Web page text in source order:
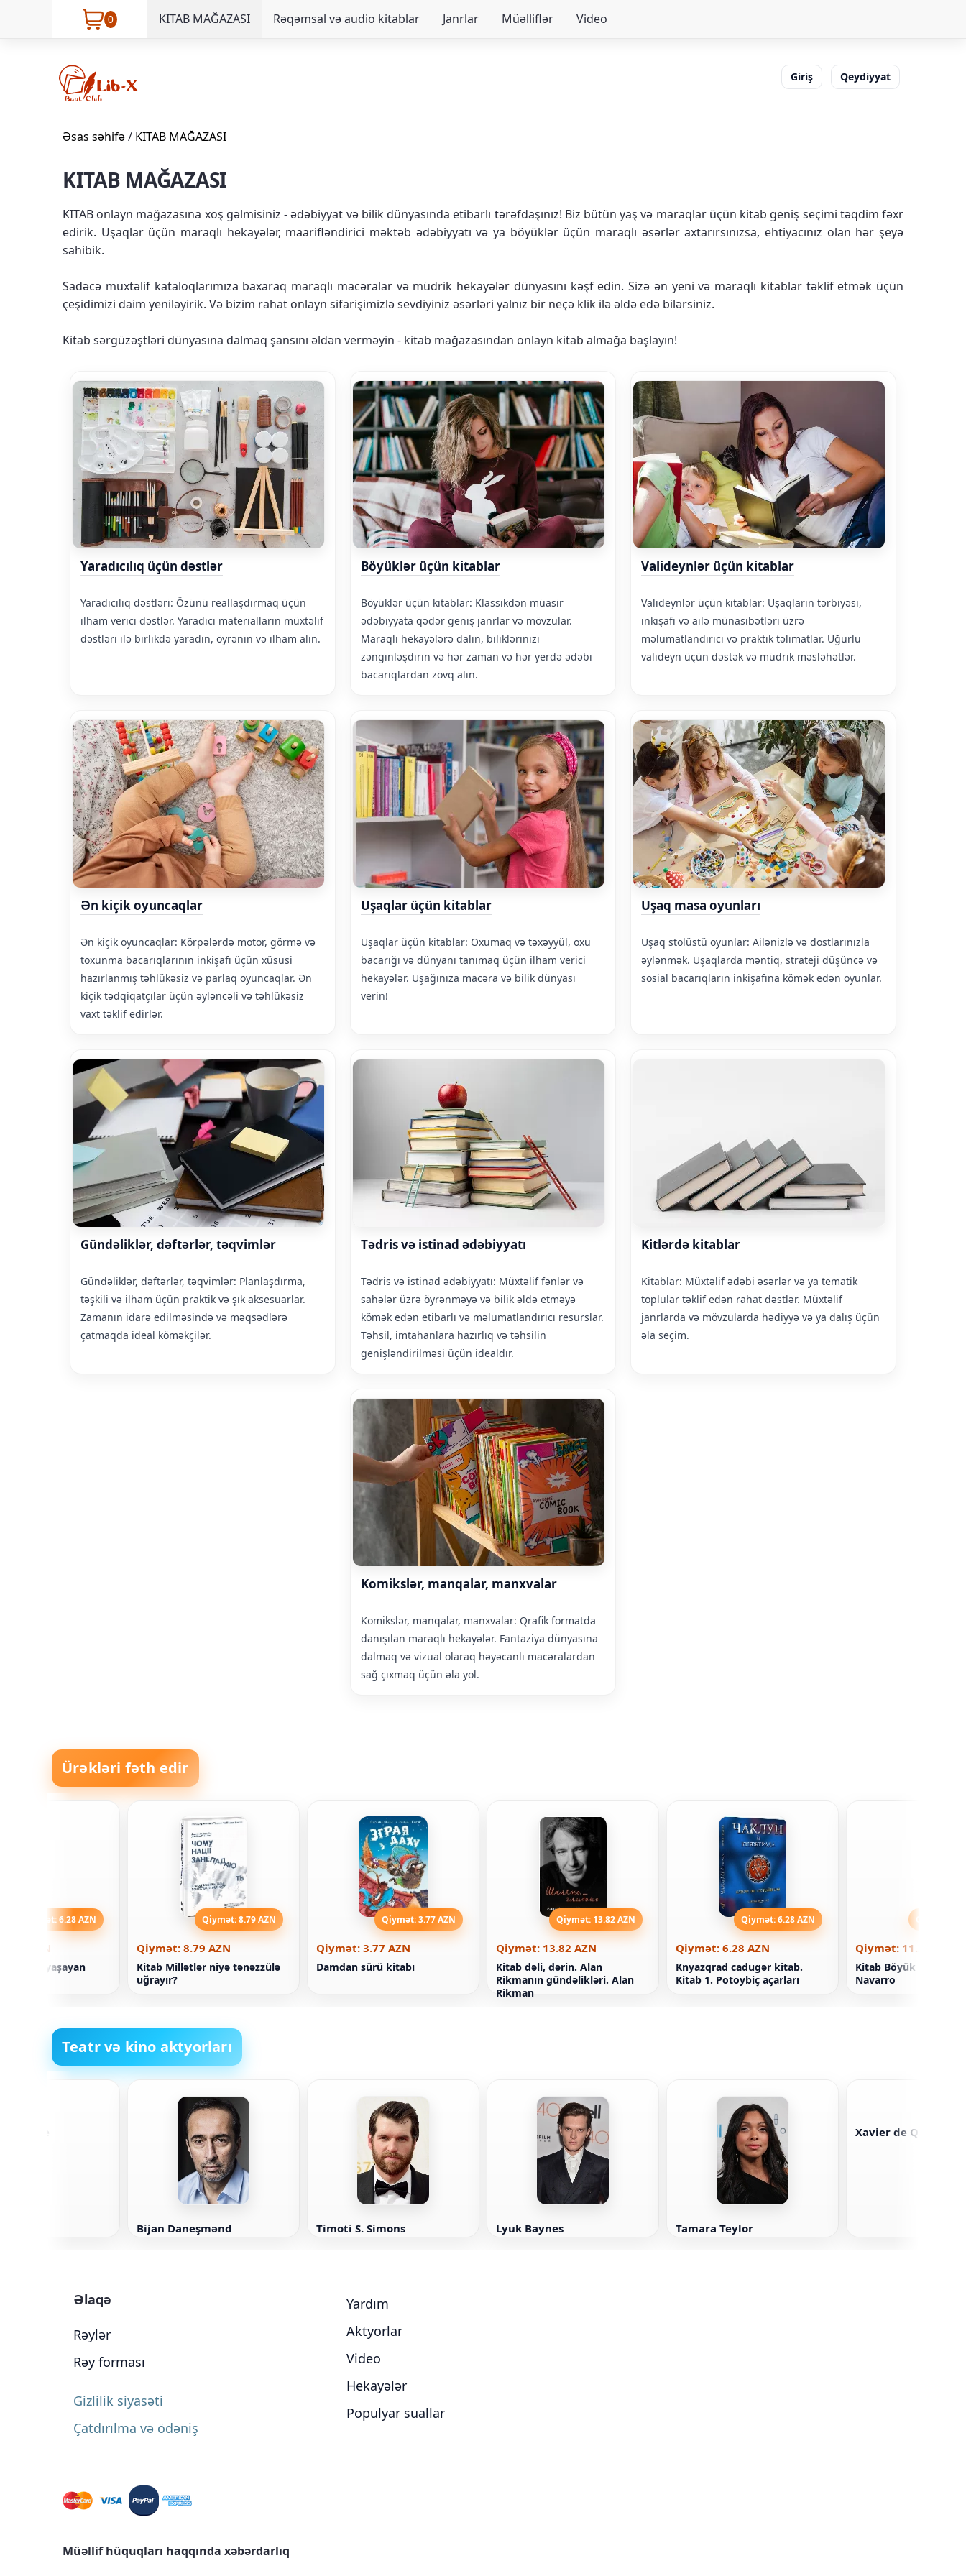
0 KITAB MAĞAZASI Rəqəmsal və audio kitablar Janrlar Müəlliflər Video
Giriş Qeydiyyat
Əsas səhifə/ KITAB MAĞAZASI
KITAB MAĞAZASI
KITAB onlayn mağazasına xoş gəlmisiniz - ədəbiyyat və bilik dünyasında etibarlı tərəfdaşınız! Biz bütün yaş və maraqlar üçün kitab geniş seçimi təqdim fəxr
edirik. Uşaqlar üçün maraqlı hekayələr, maarifləndirici məktəb ədəbiyyatı və ya böyüklər üçün maraqlı əsərlər axtarırsınızsa, ehtiyacınız olan hər şeyə
sahibik.
Sadəcə müxtəlif kataloqlarımıza baxaraq maraqlı macəralar və müdrik hekayələr dünyasını kəşf edin. Sizə ən yeni və maraqlı kitablar təklif etmək üçün
çeşidimizi daim yeniləyirik. Və bizim rahat onlayn sifarişimizlə sevdiyiniz əsərləri yalnız bir neçə klik ilə əldə edə bilərsiniz.
Kitab sərgüzəştləri dünyasına dalmaq şansını əldən verməyin - kitab mağazasından onlayn kitab almağa başlayın!
Yaradıcılıq üçün dəstlər
Yaradıcılıq dəstləri: Özünü reallaşdırmaq üçün
ilham verici dəstlər. Yaradıcı materialların müxtəlif
dəstləri ilə birlikdə yaradın, öyrənin və ilham alın.
Böyüklər üçün kitablar
Böyüklər üçün kitablar: Klassikdən müasir
ədəbiyyata qədər geniş janrlar və mövzular.
Maraqlı hekayələrə dalın, biliklərinizi
zənginləşdirin və hər zaman və hər yerdə ədəbi
bacarıqlardan zövq alın.
Valideynlər üçün kitablar
Valideynlər üçün kitablar: Uşaqların tərbiyəsi,
inkişafı və ailə münasibətləri üzrə
məlumatlandırıcı və praktik təlimatlar. Uğurlu
valideyn üçün dəstək və müdrik məsləhətlər.
Ən kiçik oyuncaqlar
Ən kiçik oyuncaqlar: Körpələrdə motor, görmə və
toxunma bacarıqlarının inkişafı üçün xüsusi
hazırlanmış təhlükəsiz və parlaq oyuncaqlar. Ən
kiçik tədqiqatçılar üçün əyləncəli və təhlükəsiz
vaxt təklif edirlər.
Uşaqlar üçün kitablar
Uşaqlar üçün kitablar: Oxumaq və təxəyyül, oxu
bacarığı və dünyanı tanımaq üçün ilham verici
hekayələr. Uşağınıza macəra və bilik dünyası
verin!
Uşaq masa oyunları
Uşaq stolüstü oyunlar: Ailənizlə və dostlarınızla
əylənmək. Uşaqlarda məntiq, strateji düşüncə və
sosial bacarıqların inkişafına kömək edən oyunlar.
Gündəliklər, dəftərlər, təqvimlər
Gündəliklər, dəftərlər, təqvimlər: Planlaşdırma,
təşkili və ilham üçün praktik və şık aksesuarlar.
Zamanın idarə edilməsində və məqsədlərə
çatmaqda ideal köməkçilər.
Tədris və istinad ədəbiyyatı
Tədris və istinad ədəbiyyatı: Müxtəlif fənlər və
sahələr üzrə öyrənməyə və bilik əldə etməyə
kömək edən etibarlı və məlumatlandırıcı resurslar.
Təhsil, imtahanlara hazırlıq və təhsilin
genişləndirilməsi üçün idealdır.
Kitlərdə kitablar
Kitablar: Müxtəlif ədəbi əsərlər və ya tematik
toplular təklif edən rahat dəstlər. Müxtəlif
janrlarda və mövzularda hədiyyə və ya dalış üçün
əla seçim.
Komikslər, manqalar, manxvalar
Komikslər, manqalar, manxvalar: Qrafik formatda
danışılan maraqlı hekayələr. Fantaziya dünyasına
dalmaq və vizual olaraq həyəcanlı macəralardan
sağ çıxmaq üçün əla yol.
Ürəkləri fəth edir
Qiymət: 6.28 AZN
AZN
yaşayan
Qiymət: 8.79 AZN
Qiymət: 8.79 AZN
Kitab Millətlər niyə tənəzzülə
uğrayır?
Qiymət: 3.77 AZN
Qiymət: 3.77 AZN
Damdan sürü kitabı
Qiymət: 13.82 AZN
Qiymət: 13.82 AZN
Kitab dəli, dərin. Alan
Rikmanın gündəlikləri. Alan
Rikman
Qiymət: 6.28 AZN
Qiymət: 6.28 AZN
Knyazqrad cadugər kitab.
Kitab 1. Potoybiç açarları
Qiymət:
Qiymət: 11.30 AZN
Kitab Böyük
Navarro
Teatr və kino aktyorları
Bijan Daneşmənd Timoti S. Simons Lyuk Baynes Tamara Teylor
Xavier de Quzman
Əlaqə
Rəylər
Rəy forması
Gizlilik siyasəti
Çatdırılma və ödəniş
Yardım
Aktyorlar
Video
Hekayələr
Populyar suallar
Müəllif hüquqları haqqında xəbərdarlıq